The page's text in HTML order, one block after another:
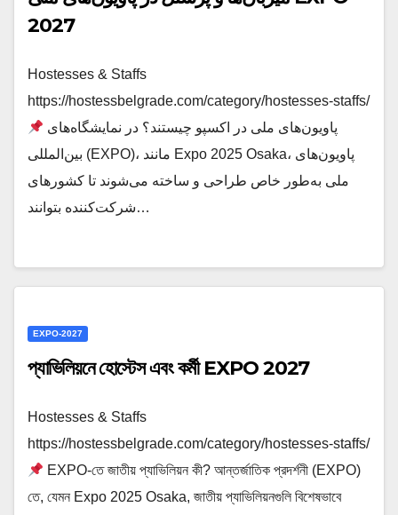
2027
Hostesses & Staffs
https://hostessbelgrade.com/category/hostesses-staffs/
بین‌المللی (EXPO)، مانند Expo 2025 Osaka، پاویون‌های
ملی به‌طور خاص طراحی و ساخته می‌شوند تا کشور‌های
شرکت‌کننده بتوانند…
EXPO-2027
প্যাভিলিয়নে হোস্টেস এবং কর্মী EXPO 2027
Hostesses & Staffs
https://hostessbelgrade.com/category/hostesses-staffs/
EXPO-তে জাতীয় প্যাভিলিয়ন কী? আন্তর্জাতিক প্রদর্শনী (EXPO)
তে, যেমন Expo 2025 Osaka, জাতীয় প্যাভিলিয়নগুলি বিশেষভাবে